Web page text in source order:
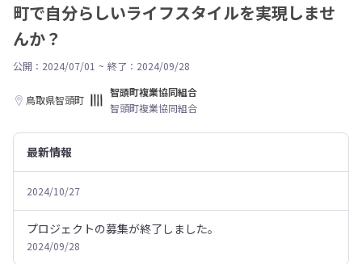
町で自分らしいライフスタイルを実現しませ
んか？
公開：2024/07/01 ~ 終了：2024/09/28
鳥取県智頭町
智頭町複業協同組合
智頭町複業協同組合
最新情報
2024/10/27
プロジェクトの募集が終了しました。
2024/09/28